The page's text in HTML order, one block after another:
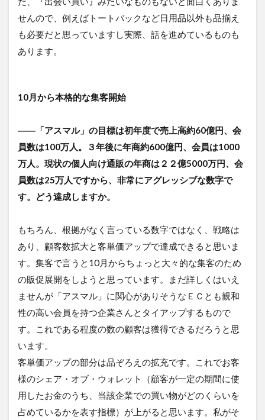
せんので、例えばトートバックなど日用品以外も品揃え
も必要だと思っていますし実際、話を進めているものも
あります。
10月から本格的な集客開始
――「アスマル」の目標は初年度で売上高約60億円、会
員数は100万人。３年後に年商約600億円、会員は1000
万人。現状の個人向け通販の年商は２２億5000万円、会
員数は25万人ですから、非常にアグレッシブな数字で
す。どう達成しますか。
もちろん、根拠がなく言っている数字ではなく、戦略は
あり、顧客数拡大と客単価アップで達成できると思いま
す。集客で言うと10月からちょっと大々的な集客のため
の販促展開をしようと思っています。まだ詳しくはいえ
ませんが「アスマル」に関心がありそうなＥＣとも親和
性の高い会員を持つ企業さんとタイアップするもので
す。これである程度の数の顧客は獲得できるだろうと思
います。
客単価アップの部分は品ぞろえの拡充です。これでお客
様のシェア・オブ・ウォレット（顧客が一定の期間に使
用したお金のうち、当該企業での買い物がどのくらいを
占めているかを表す指標）が上がると思います。私がそ